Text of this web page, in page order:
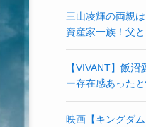
三山凌輝の両親
資産家一族！父
【VIVANT】飯
ー存在感あった
映画【キングダ